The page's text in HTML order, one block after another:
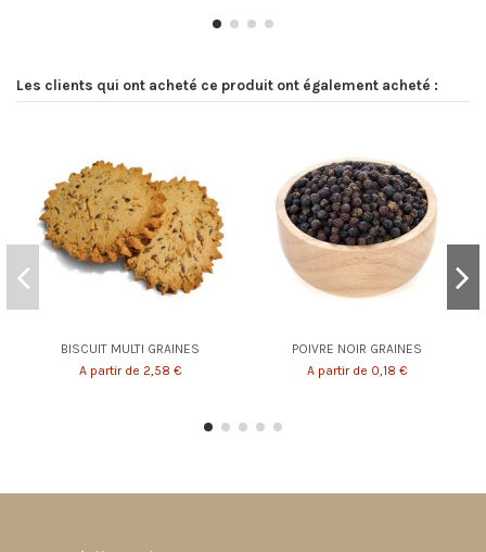
Les clients qui ont acheté ce produit ont également acheté :
BISCUIT MULTI GRAINES
A partir de 2,58 €
POIVRE NOIR GRAINES
A partir de 0,18 €